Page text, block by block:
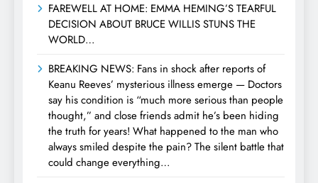
FAREWELL AT HOME: EMMA HEMING’S TEARFUL
DECISION ABOUT BRUCE WILLIS STUNS THE
WORLD…
BREAKING NEWS: Fans in shock after reports of
Keanu Reeves’ mysterious illness emerge — Doctors
say his condition is “much more serious than people
thought,” and close friends admit he’s been hiding
the truth for years! What happened to the man who
always smiled despite the pain? The silent battle that
could change everything…